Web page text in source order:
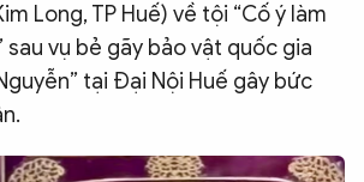
Podcast
Long, TP Huế) về tội “Cố ý làm
sau vụ bẻ gãy bảo vật quốc gia
tại Đại Nội Huế gây bức